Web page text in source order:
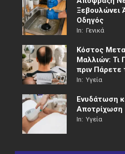
Ξεβουλώνει
Οδηγός
In: Γενικά
Κόστος
Μαλλιών: Τι
πριν
In: Υγεία
Ενυδάτωση
Αποτρίχωση
In: Υγεία